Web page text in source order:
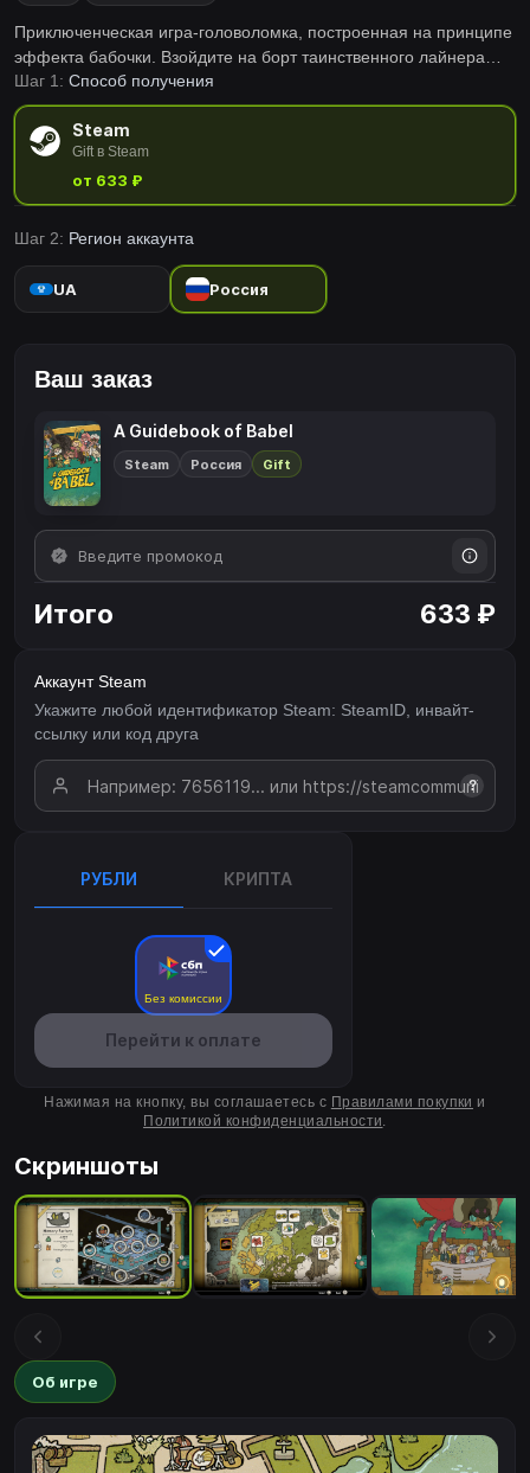
Приключенческая игра-головоломка, построенная на принципе
эффекта бабочки. Взойдите на борт таинственного лайнера
«Вавилон» (Babel), на котором вы отправитесь в путешествие
на тот свет. Помогайте спутникам исполнять их желания,
специальной ручкой переписывая прошлое.
Шаг 1: Способ получения
Steam
Gift в Steam
от 633 ₽
Шаг 2: Регион аккаунта
UA Россия
Ваш заказ
A Guidebook of Babel
Steam Россия Gift
Итого 633 ₽
Аккаунт Steam
Укажите любой идентификатор Steam: SteamID, инвайт-
ссылку или код друга
?
РУБЛИ КРИПТА
Без комиссии
Перейти к оплате
Нажимая на кнопку, вы соглашаетесь с Правилами покупки и
Политикой конфиденциальности.
Скриншоты
Об игре